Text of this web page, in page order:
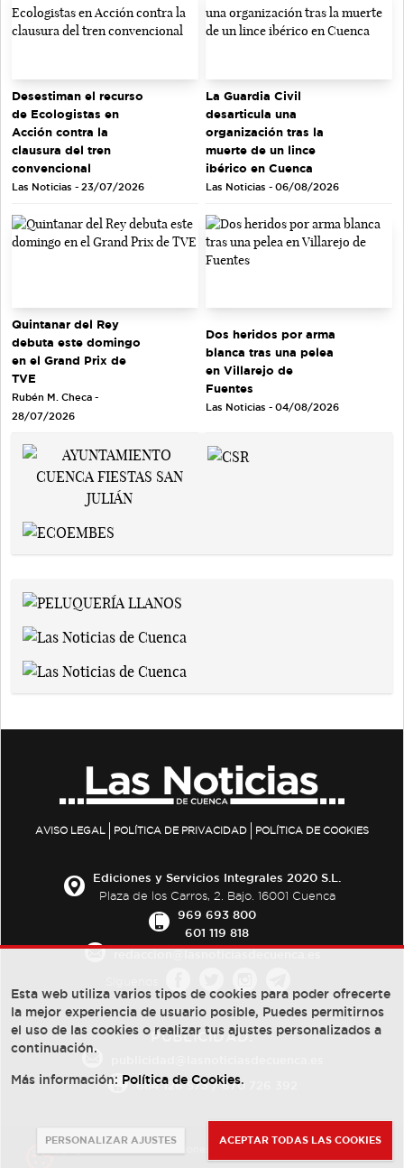
Desestiman el recurso
de Ecologistas en
Acción contra la
clausura del tren
convencional
Las Noticias - 23/07/2026
La Guardia Civil
desarticula una
organización tras la
muerte de un lince
ibérico en Cuenca
Las Noticias - 06/08/2026
Quintanar del Rey
debuta este domingo
en el Grand Prix de
TVE
Rubén M. Checa -
28/07/2026
Dos heridos por arma
blanca tras una pelea
en Villarejo de
Fuentes
Las Noticias - 04/08/2026
AVISO LEGAL POLÍTICA DE PRIVACIDAD POLÍTICA DE COOKIES
Ediciones y Servicios Integrales 2020 S.L.
Plaza de los Carros, 2. Bajo. 16001 Cuenca
969 693 800
601 119 818
PUBLICIDAD:
684 126 573/670 726 392
Esta web utiliza varios tipos de cookies para poder ofrecerte
la mejor experiencia de usuario posible, Puedes permitirnos
el uso de las cookies o realizar tus ajustes personalizados a
continuación.
Más información: Política de Cookies.
PERSONALIZAR AJUSTES ACEPTAR TODAS LAS COOKIES